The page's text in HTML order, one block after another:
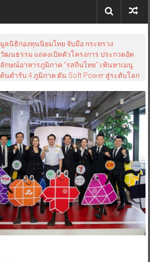
มูลนิธิกองทุนนิยมไทย จับมือ กระทรวง
วัฒนธรรม แถลงเปิดตัวโครงการ ประกวดอัต
ลักษณ์อาหารภูมิภาค “รสถิ่นไทย” เฟ้นหาเมนู
ต้นตำรับ 4 ภูมิภาค ดัน Soft Power สู่ระดับโลก